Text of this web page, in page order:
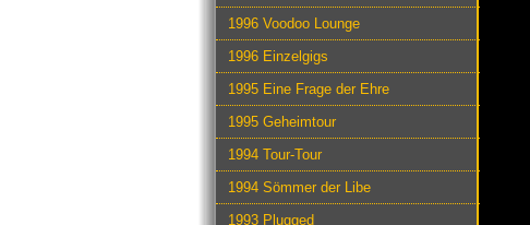
1996 Voodoo Lounge
1996 Einzelgigs
1995 Eine Frage der Ehre
1995 Geheimtour
1994 Tour-Tour
1994 Sömmer der Libe
1993 Plugged